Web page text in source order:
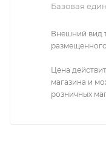
Базовая
Внешний вид
Цена
магазина и
розничных